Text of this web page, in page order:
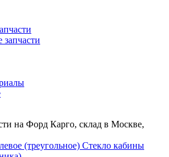
на Форд Карго, склад в Москве,
(треугольное) Стекло кабины